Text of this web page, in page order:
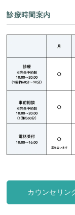
診療時間案内
カウンセリン